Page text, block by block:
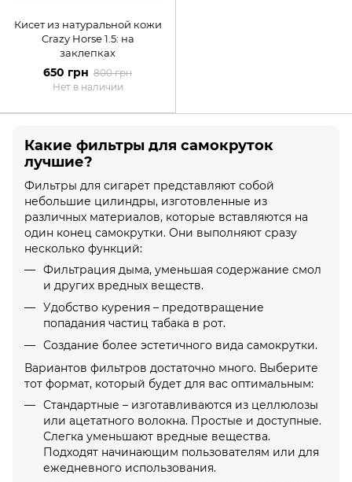
Кисет из натуральной кожи
Crazy Horse 1.5: на
заклепках
650 грн 800 грн
Нет в наличии
Какие фильтры для самокруток
лучшие?
Фильтры для сигарет представляют собой
небольшие цилиндры, изготовленные из
различных материалов, которые вставляются на
один конец самокрутки. Они выполняют сразу
несколько функций:
Фильтрация дыма, уменьшая содержание смол
и других вредных веществ.
Удобство курения – предотвращение
попадания частиц табака в рот.
Создание более эстетичного вида самокрутки.
Вариантов фильтров достаточно много. Выберите
тот формат, который будет для вас оптимальным:
Стандартные – изготавливаются из целлюлозы
или ацетатного волокна. Простые и доступные.
Слегка уменьшают вредные вещества.
Подходят начинающим пользователям или для
ежедневного использования.